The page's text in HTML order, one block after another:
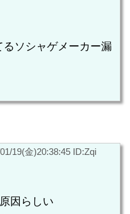
ソシャゲメーカー漏
19(金)20:38:45 ID:Zqi
因らしい